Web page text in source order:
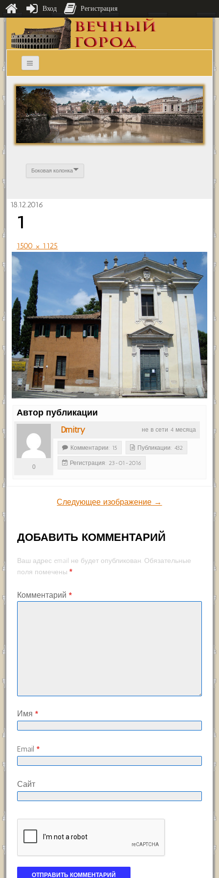
Боковая колонка
18.12.2016
1
1500 × 1125
Автор публикации
не в сети 4 месяца
Dmitry
0
Комментарии: 15 Публикации: 432
Регистрация: 23-01-2016
Следующее изображение →
ДОБАВИТЬ КОММЕНТАРИЙ
Ваш адрес email не будет опубликован. Обязательные
поля помечены *
Комментарий *
Имя *
Email *
Сайт
Вход Регистрация